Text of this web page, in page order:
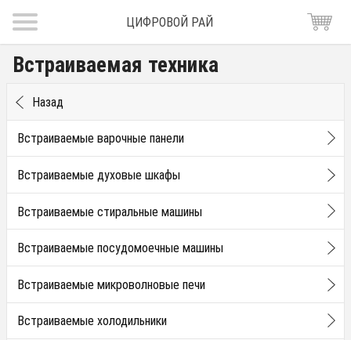
ЦИФРОВОЙ РАЙ
Встраиваемая техника
Назад
Встраиваемые варочные панели
Встраиваемые духовые шкафы
Встраиваемые стиральные машины
Встраиваемые посудомоечные машины
Встраиваемые микроволновые печи
Встраиваемые холодильники